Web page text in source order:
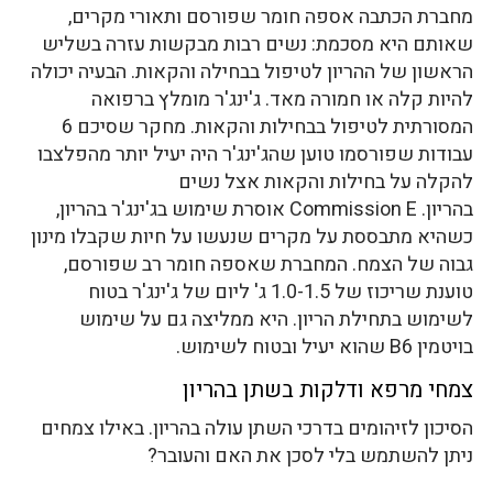
מחברת הכתבה אספה חומר שפורסם ותאורי מקרים,
שאותם היא מסכמת: נשים רבות מבקשות עזרה בשליש
הראשון של ההריון לטיפול בבחילה והקאות. הבעיה יכולה
להיות קלה או חמורה מאד. ג'ינג'ר מומלץ ברפואה
המסורתית לטיפול בבחילות והקאות. מחקר שסיכם 6
עבודות שפורסמו טוען שהג'ינג'ר היה יעיל יותר מהפלצבו
להקלה על בחילות והקאות אצל נשים
בהריון. Commission E אוסרת שימוש בג'ינג'ר בהריון,
כשהיא מתבססת על מקרים שנעשו על חיות שקבלו מינון
גבוה של הצמח. המחברת שאספה חומר רב שפורסם,
טוענת שריכוז של 1.0-1.5 ג' ליום של ג'ינג'ר בטוח
לשימוש בתחילת הריון. היא ממליצה גם על שימוש
בויטמין B6 שהוא יעיל ובטוח לשימוש.
צמחי מרפא ודלקות בשתן בהריון
הסיכון לזיהומים בדרכי השתן עולה בהריון. באילו צמחים
ניתן להשתמש בלי לסכן את האם והעובר?